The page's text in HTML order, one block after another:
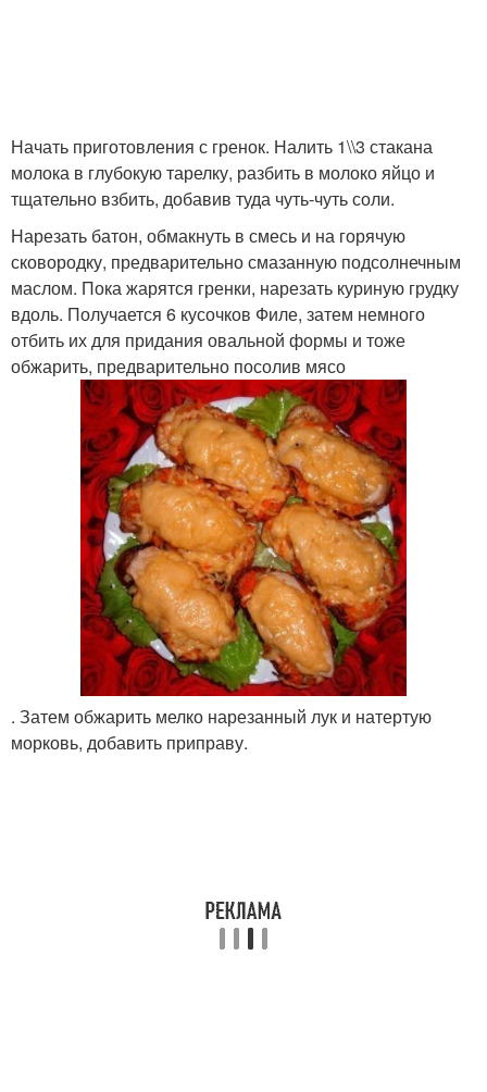
Начать приготовления с гренок. Налить 1\\3 стакана
молока в глубокую тарелку, разбить в молоко яйцо и
тщательно взбить, добавив туда чуть-чуть соли.
Нарезать батон, обмакнуть в смесь и на горячую
сковородку, предварительно смазанную подсолнечным
маслом. Пока жарятся гренки, нарезать куриную грудку
вдоль. Получается 6 кусочков Филе, затем немного
отбить их для придания овальной формы и тоже
обжарить, предварительно посолив мясо
. Затем обжарить мелко нарезанный лук и натертую
морковь, добавить приправу.